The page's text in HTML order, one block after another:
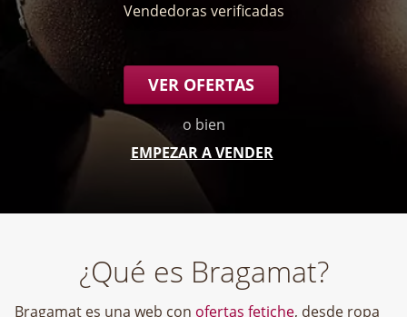
Vendedoras verificadas
VER OFERTAS
o bien
EMPEZAR A VENDER
¿Qué es Bragamat?
Bragamat es una web con ofertas fetiche, desde ropa